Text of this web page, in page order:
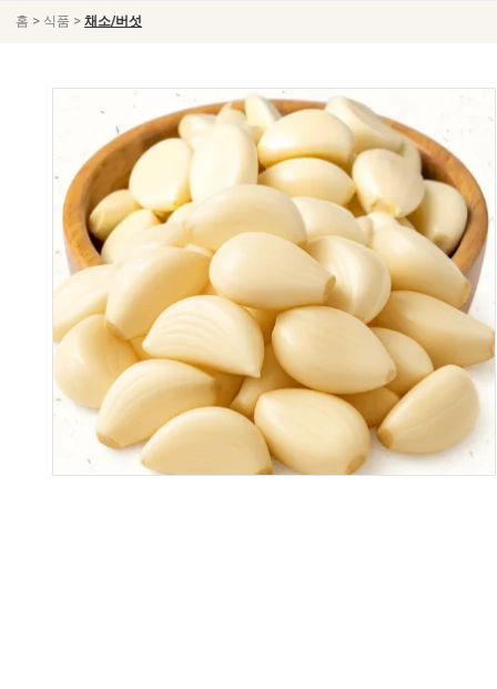
홈 > 식품 > 채소/버섯